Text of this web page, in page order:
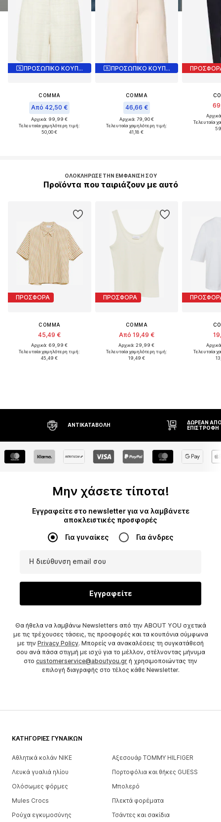
ΠΡΟΣΩΠΙΚΟ ΚΟΥΠΟΝΙ
COMMA
Από 42,50 €
Αρχικά: 99,99 €
Τελευταία χαμηλότερη τιμή:
50,00 €
ΠΡΟΣΩΠΙΚΟ ΚΟΥΠΟΝΙ
COMMA
46,66 €
Αρχικά: 79,90 €
Τελευταία χαμηλότερη τιμή:
41,18 €
Τελευταία
ΟΛΟΚΛΉΡΩΣΕ ΤΗΝ ΕΜΦΆΝΙΣΉ ΣΟΥ
Προϊόντα που ταιριάζουν με αυτό
ΠΡΟΣΦΟΡΑ
COMMA
45,49 €
Αρχικά: 69,99 €
Τελευταία χαμηλότερη τιμή:
45,49 €
ΠΡΟΣΦΟΡΑ
COMMA
Από 19,49 €
Αρχικά: 29,99 €
Τελευταία χαμηλότερη τιμή:
19,49 €
Τελευταία
ΑΝΤΙΚΑΤΑΒΟΛΉ
ΔΩΡΕΆΝ ΑΠΟΣΤΟΛΉ* ΚΑΙ
ΕΠΙΣΤΡΟΦΉ
Μην χάσετε τίποτα!
Εγγραφείτε στο newsletter για να λαμβάνετε
αποκλειστικές προσφορές
Για γυναίκες Για άνδρες
Η διεύθυνση email σου
Εγγραφείτε
Θα ήθελα να λαμβάνω Newsletters από την ABOUT YOU σχετικά
με τις τρέχουσες τάσεις, τις προσφορές και τα κουπόνια σύμφωνα
με την Privacy Policy. Μπορείς να ανακαλέσεις τη συγκατάθεσή
σου ανά πάσα στιγμή με ισχύ για το μέλλον, στέλνοντας μήνυμα
στο customerservice@aboutyou.gr ή χρησιμοποιώντας την
επιλογή διαγραφής στο τέλος κάθε Newsletter.
ΚΑΤΗΓΟΡΊΕΣ ΓΥΝΑΙΚΏΝ
Αθλητικά κολάν NIKE
Αξεσουάρ TOMMY HILFIGER
Λευκά γυαλιά ηλίου
Πορτοφόλια και θήκες GUESS
Ολόσωμες φόρμες
Μπολερό
Mules Crocs
Πλεκτά φορέματα
Ρούχα εγκυμοσύνης
Τσάντες και σακίδια